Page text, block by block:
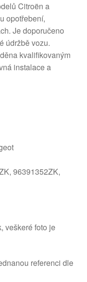
Citroën a
opotřebení,
Je doporučeno
údržbě vozu.
kvalifikovaným
instalace a
96391352ZK,
veškeré foto je
referenci dle